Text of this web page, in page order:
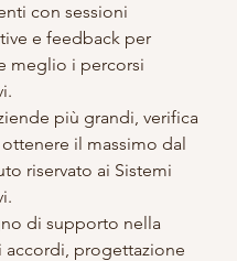
con sessioni
e feedback per
meglio i percorsi
più grandi, verifica
il massimo dal
riservato ai Sistemi
di supporto nella
accordi, progettazione